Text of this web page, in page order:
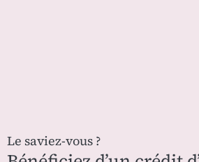
Le saviez-vous ?